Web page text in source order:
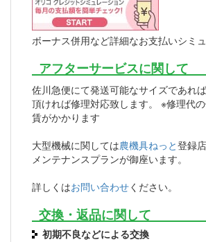
ボーナス併用など詳細なお支払いシミ
アフターサービスに関して
佐川急便にて発送可能なサイズであれ
頂ければ修理対応致します。 ※修理代
賃がかかります
大型機械に関しては農機具ねっと登録
メンテナンスプランが御座います。
詳しくはお問い合わせください。
交換・返品に関して
初期不良などによる交換